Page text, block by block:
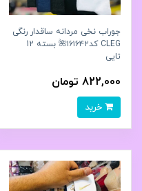
جوراب نخی مردانه ساقدار رنگی
CLEG کد۱۶۱۶۴۲🌺 بسته 12
تایی
822,000 تومان